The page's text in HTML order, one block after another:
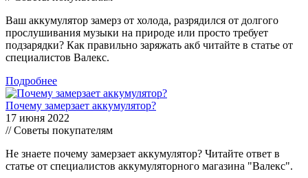
Ваш аккумулятор замерз от холода, разрядился от долгого
прослушивания музыки на природе или просто требует
подзарядки? Как правильно заряжать акб читайте в статье от
специалистов Валекс.
Подробнее
Почему замерзает аккумулятор?
17 июня 2022
// Советы покупателям
Не знаете почему замерзает аккумулятор? Читайте ответ в
статье от специалистов аккумуляторного магазина "Валекс".